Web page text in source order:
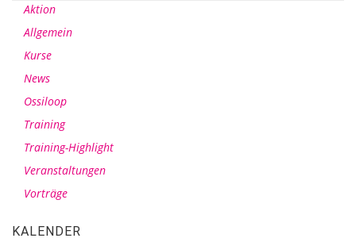
Aktion
Allgemein
Kurse
News
Ossiloop
Training
Training-Highlight
Veranstaltungen
Vorträge
KALENDER